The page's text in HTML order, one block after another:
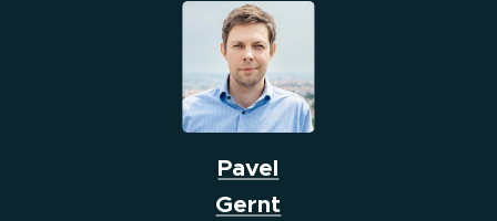
Pavel
Gernt